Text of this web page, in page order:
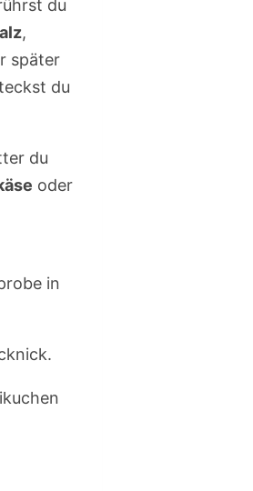
du
,
später
du
du
oder
in